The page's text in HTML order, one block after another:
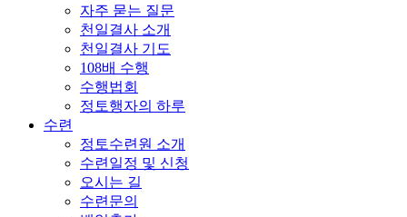
자주 묻는 질문
천일결사 소개
천일결사 기도
108배 수행
수행법회
정토행자의 하루
수련
정토수련원 소개
수련일정 및 신청
오시는 길
수련문의